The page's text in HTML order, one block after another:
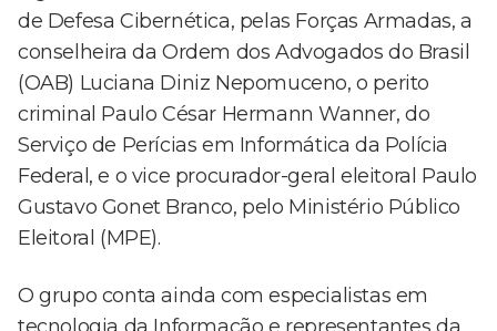
de Defesa Cibernética, pelas Forças Armadas, a
conselheira da Ordem dos Advogados do Brasil
(OAB) Luciana Diniz Nepomuceno, o perito
criminal Paulo César Hermann Wanner, do
Serviço de Perícias em Informática da Polícia
Federal, e o vice procurador-geral eleitoral Paulo
Gustavo Gonet Branco, pelo Ministério Público
Eleitoral (MPE).
O grupo conta ainda com especialistas em